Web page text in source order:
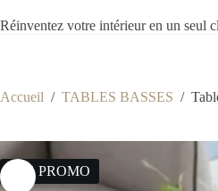
Réinventez votre intérieur en un seul
Accueil / TABLES BASSES /
20% PROMO